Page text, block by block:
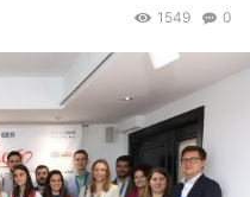
0
1549